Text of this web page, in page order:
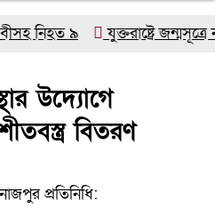
নিহত ৯
যুক্তরাষ্ট্রে জন্মসূত্রে
উদ্যোগে
বিতরণ
প্রতিনিধি: